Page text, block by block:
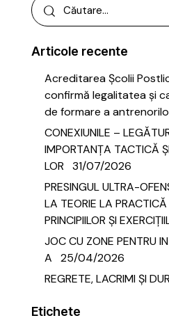
Articole recente
Acreditarea Școlii
confirmă legalitatea și
de formare a
CONEXIUNILE –
IMPORTANȚA TACTICĂ
LOR
31/07/2026
PRESINGUL ULTRA-
LA TEORIE LA PRACTICĂ
PRINCIPIILOR ȘI
JOC CU ZONE PENTRU
A
25/04/2026
REGRETE, LACRIMI ȘI
Etichete